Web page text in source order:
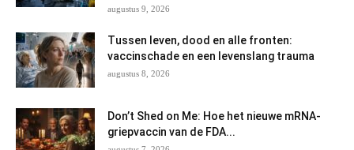
augustus 9, 2026
Tussen leven, dood en alle fronten:
vaccinschade en een levenslang trauma
augustus 8, 2026
Don’t Shed on Me: Hoe het nieuwe mRNA-
griepvaccin van de FDA...